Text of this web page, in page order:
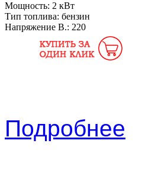
Мощность: 2 кВт
Тип топлива: бензин
Напряжение В.: 220
Подробнее